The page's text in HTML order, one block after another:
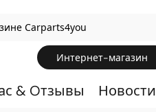
Carparts4you
Интернет-магазин
& Oтзывы Новости